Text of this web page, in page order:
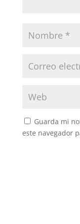
Guarda mi
este navegador